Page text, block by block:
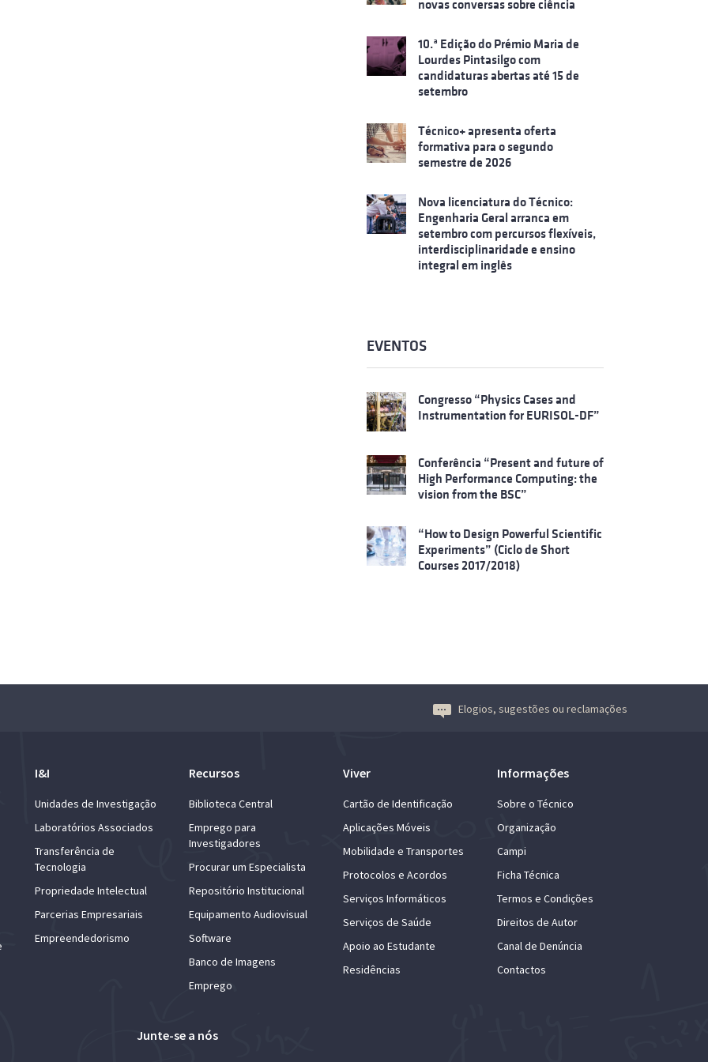
novas conversas sobre ciência
10.ª Edição do Prémio Maria de
Lourdes Pintasilgo com
candidaturas abertas até 15 de
setembro
Técnico+ apresenta oferta
formativa para o segundo
semestre de 2026
Nova licenciatura do Técnico:
Engenharia Geral arranca em
setembro com percursos flexíveis,
interdisciplinaridade e ensino
integral em inglês
EVENTOS
Congresso “Physics Cases and
Instrumentation for EURISOL-DF”
Conferência “Present and future of
High Performance Computing: the
vision from the BSC”
“How to Design Powerful Scientific
Experiments” (Ciclo de Short
Courses 2017/2018)
Elogios, sugestões ou reclamações
I&I
Unidades de Investigação
Laboratórios Associados
Transferência de
Tecnologia
Propriedade Intelectual
Parcerias Empresariais
Empreendedorismo
Recursos
Biblioteca Central
Emprego para
Investigadores
Procurar um Especialista
Repositório Institucional
Equipamento Audiovisual
Software
Banco de Imagens
Emprego
Viver
Cartão de Identificação
Aplicações Móveis
Mobilidade e Transportes
Protocolos e Acordos
Serviços Informáticos
Serviços de Saúde
Apoio ao Estudante
Residências
Informações
Sobre o Técnico
Organização
Campi
Ficha Técnica
Termos e Condições
Direitos de Autor
Canal de Denúncia
Contactos
Junte-se a nós